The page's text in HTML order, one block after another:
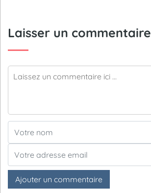
Laisser un commentaire
Ajouter un commentaire